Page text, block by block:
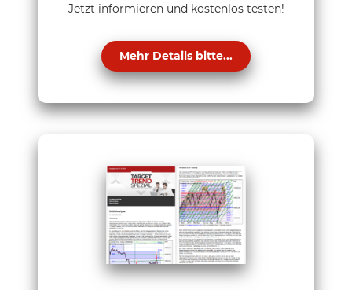
Jetzt informieren und kostenlos testen!
Mehr Details bitte...